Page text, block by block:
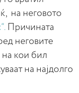
на неговото
Причината
неговите
кои бил
на најдолго